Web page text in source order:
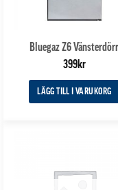
Bluegaz Z6 Vänsterdörr
399kr
LÄGG TILL I VARUKORG